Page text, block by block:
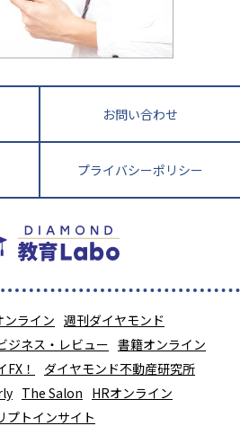
長崎県 熊本県
沖縄県
徹底解説！ 大学受験の羅
お問い合わせ
プライバシーポリシー
ンライン 週刊ダイヤモンド
ジネス・レビュー 書籍オンライン
FX！
ダイヤモンド不動産研究所
The Salon HRオンライン
プトインサイト